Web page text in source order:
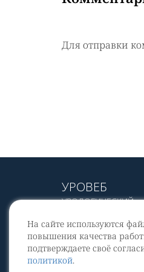
На сайте используются
повышения качества
подтверждаете своё
политикой.
Для отправки
УРОВЕБ
УРОЛОГИЧЕСКИЙ
© 2002 - 2026
МЕДИАКИТ 2023